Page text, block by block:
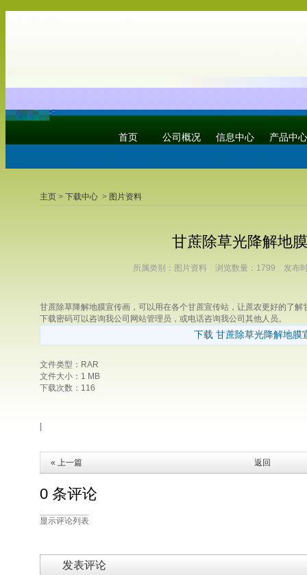
首页 公司概况 信息中心 产品中心
主页 > 下载中心 > 图片资料
甘蔗除草光降解地
所属类别：图片资料 浏览数量：1799 发布
甘蔗除草降解地膜宣传画，可以用在各个甘蔗宣传站，让蔗农更好的了
下载密码可以咨询我公司网站管理员，或电话咨询我公司其他人员。
下载 甘蔗除草光降解地膜
文件类型：RAR
文件大小：1 MB
下载次数：116
« 上一篇 返回
0 条评论
显示评论列表
发表评论